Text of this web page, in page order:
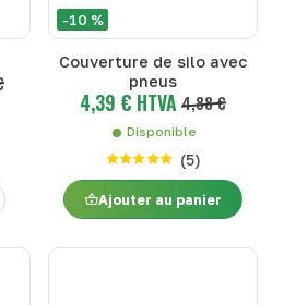
-10 %
Couverture de silo avec
pneus
4,39 € HTVA 4,88 €
Disponible
(5)
Ajouter au panier